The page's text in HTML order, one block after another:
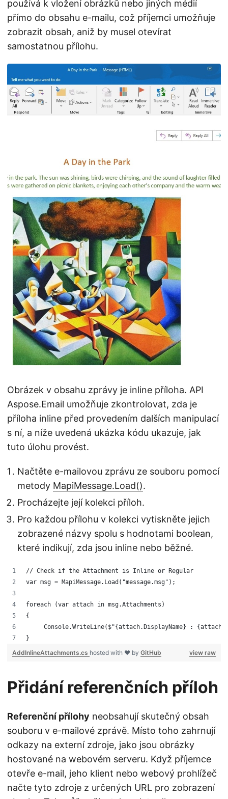
používá k vložení obrázků nebo jiných médií
přímo do obsahu e-mailu, což příjemci umožňuje
zobrazit obsah, aniž by musel otevírat
samostatnou přílohu.
Obrázek v obsahu zprávy je inline příloha. API
Aspose.Email umožňuje zkontrolovat, zda je
příloha inline před provedením dalších manipulací
s ní, a níže uvedená ukázka kódu ukazuje, jak
tuto úlohu provést.
Načtěte e-mailovou zprávu ze souboru pomocí
metody MapiMessage.Load().
Procházejte její kolekci příloh.
Pro každou přílohu v kolekci vytiskněte jejich
zobrazené názvy spolu s hodnotami boolean,
které indikují, zda jsou inline nebo běžné.
// Check if the Attachment is Inline or Regular
var msg = MapiMessage.Load("message.msg");
foreach (var attach in msg.Attachments)
{
Console.WriteLine($"{attach.DisplayName} :
}
view raw
AddInlineAttachments.cs hosted with ❤ by GitHub
Přidání referenčních příloh
Referenční přílohy neobsahují skutečný obsah
souboru v e-mailové zprávě. Místo toho zahrnují
odkazy na externí zdroje, jako jsou obrázky
hostované na webovém serveru. Když příjemce
otevře e-mail, jeho klient nebo webový prohlížeč
načte tyto zdroje z určených URL pro zobrazení